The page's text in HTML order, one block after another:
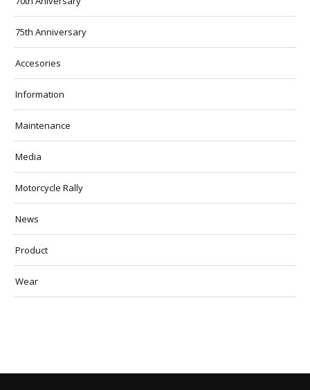
75th Anniversary
Accesories
Information
Maintenance
Media
Motorcycle Rally
News
Product
Wear